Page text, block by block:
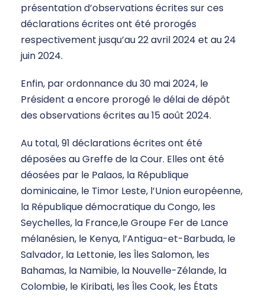
présentation d’observations écrites sur ces
déclarations écrites ont été prorogés
respectivement jusqu’au 22 avril 2024 et au 24
juin 2024.
Enfin, par ordonnance du 30 mai 2024, le
Président a encore prorogé le délai de dépôt
des observations écrites au 15 août 2024.
Au total, 91 déclarations écrites ont été
déposées au Greffe de la Cour. Elles ont été
déosées par le Palaos, la République
dominicaine, le Timor Leste, l’Union européenne,
la République démocratique du Congo, les
Seychelles, la France,le Groupe Fer de Lance
mélanésien, le Kenya, l’Antigua-et-Barbuda, le
Salvador, la Lettonie, les Îles Salomon, les
Bahamas, la Namibie, la Nouvelle-Zélande, la
Colombie, le Kiribati, les Îles Cook, les États